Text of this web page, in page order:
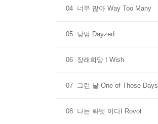
04 너무 많아 Way Too Many
05 낮멍 Dayzed
06 장래희망 I Wish
07 그런 날 One of Those Days
08 나는 롸벗 이다I Rovot